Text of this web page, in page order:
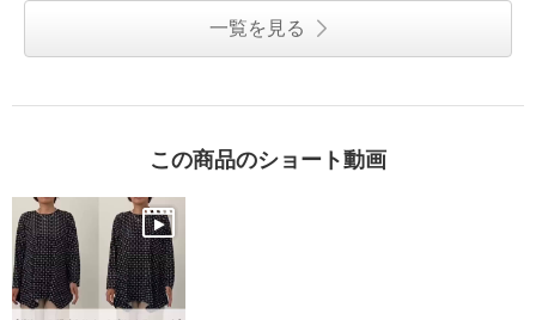
一覧を見る
この商品のショート動画